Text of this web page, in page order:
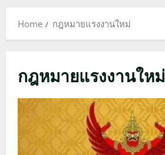
Home กฎหมายแรงงานใหม่
กฎหมายแรงงานใหม่